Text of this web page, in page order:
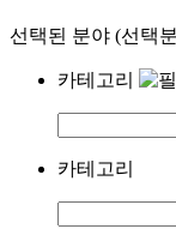
선택된 분야 (선택
카테고리
카테고리